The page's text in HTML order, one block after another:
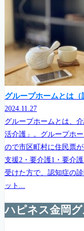
グループホームとは（
2024.11.27
グループホームとは、
活介護」。グループホ
ので市区町村に住民票
支援2・要介護1・要介
受けた方で、認知症の
ット...
ハピネス金岡